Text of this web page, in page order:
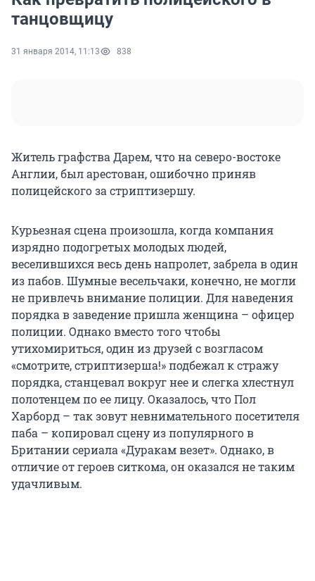
танцовщицу
31 января 2014, 11:13 838
Житель графства Дарем, что на северо-востоке
Англии, был арестован, ошибочно приняв
полицейского за стриптизершу.
Курьезная сцена произошла, когда компания
изрядно подогретых молодых людей,
веселившихся весь день напролет, забрела в один
из пабов. Шумные весельчаки, конечно, не могли
не привлечь внимание полиции. Для наведения
порядка в заведение пришла женщина – офицер
полиции. Однако вместо того чтобы
утихомириться, один из друзей с возгласом
«смотрите, стриптизерша!» подбежал к стражу
порядка, станцевал вокруг нее и слегка хлестнул
полотенцем по ее лицу. Оказалось, что Пол
Харборд – так зовут невнимательного посетителя
паба – копировал сцену из популярного в
Британии сериала «Дуракам везет». Однако, в
отличие от героев ситкома, он оказался не таким
удачливым.